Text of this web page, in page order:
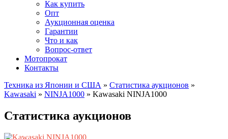
Как купить
Опт
Аукционная оценка
Гарантии
Что и как
Вопрос-ответ
Мотопрокат
Контакты
Техника из Японии и США » Статистика аукционов »
Kawasaki » NINJA1000 » Kawasaki NINJA1000
Статистика аукционов